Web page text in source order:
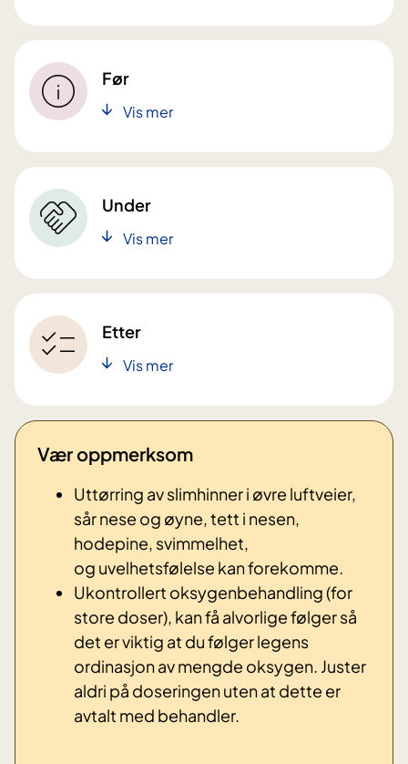
Før
Vis mer
Under
Vis mer
Etter
Vis mer
Vær oppmerksom
Uttørring av slimhinner i øvre luftveier,
sår nese og øyne, tett i nesen,
hodepine, svimmelhet,
og uvelhetsfølelse kan forekomme.
Ukontrollert oksygenbehandling (for
store doser), kan få alvorlige følger så
det er viktig at du følger legens
ordinasjon av mengde oksygen. Juster
aldri på doseringen uten at dette er
avtalt med behandler.